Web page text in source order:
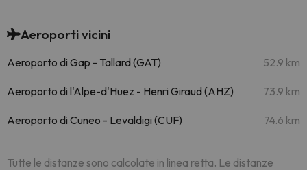
Aeroporti vicini
Aeroporto di Gap - Tallard (GAT) 52.9 km
Aeroporto di l'Alpe-d'Huez - Henri Giraud (AHZ) 73.9 km
Aeroporto di Cuneo - Levaldigi (CUF) 74.6 km
Tutte le distanze sono calcolate in linea retta. Le distanze